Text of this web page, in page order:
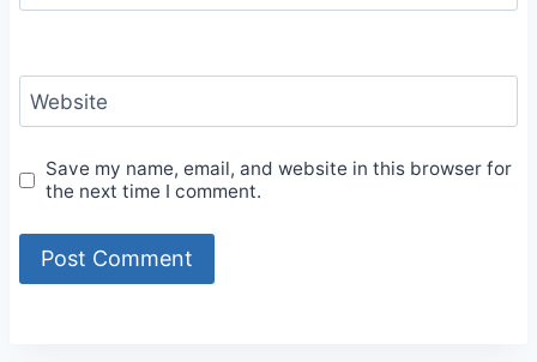
Website
Save my name, email, and website in this browser for
the next time I comment.